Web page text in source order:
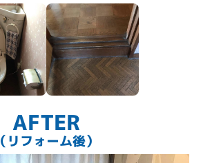
AFTER
（リフォーム後）